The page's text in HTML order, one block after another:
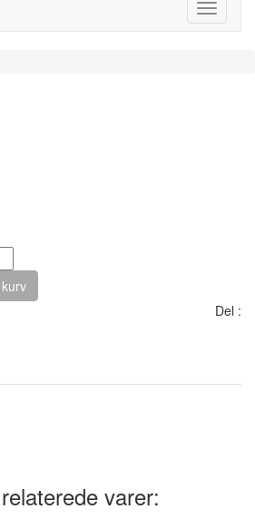
Toggle
Del :
varer: